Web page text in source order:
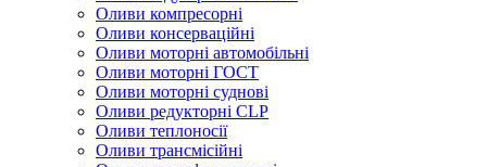
Оливи компресорні
Оливи консерваційні
Оливи моторні автомобільні
Оливи моторні ГОСТ
Оливи моторні суднові
Оливи редукторні CLP
Оливи теплоносії
Оливи трансмісійні